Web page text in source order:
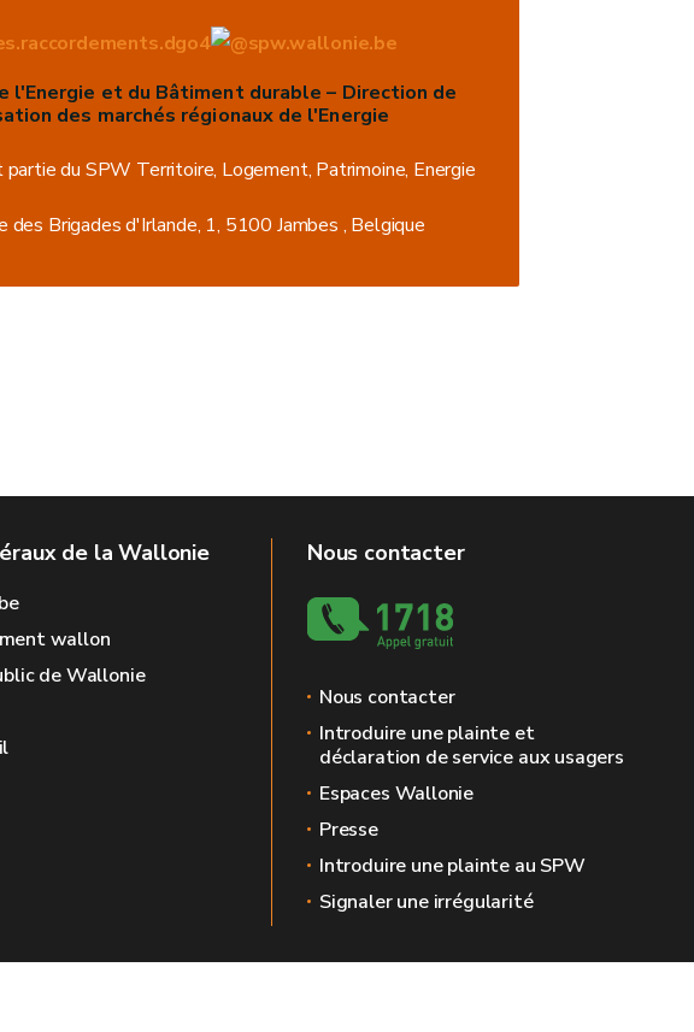
spw.wallonie.be
l'Energie et du Bâtiment durable – Direction de
des marchés régionaux de l'Energie
du SPW Territoire, Logement, Patrimoine, Energie
des Brigades d'Irlande, 1, 5100 Jambes , Belgique
de la Wallonie
wallon
de Wallonie
Nous contacter
Nous contacter
Introduire une plainte et
déclaration de service aux usagers
Espaces Wallonie
Presse
Introduire une plainte au SPW
Signaler une irrégularité